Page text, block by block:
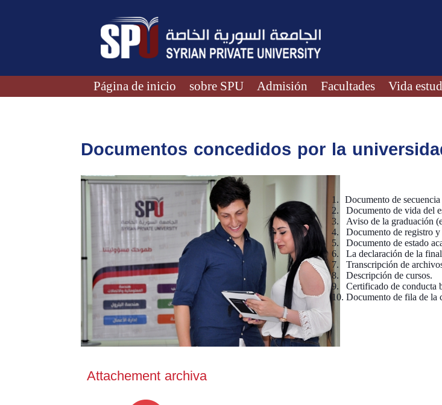
Página de inicio sobre SPU Admisión Facultades Vida
Documentos concedidos por la
1.
Documento de secuencia
2.
Documento de vida del
3.
Aviso de la graduación
4.
Documento de registro y
5.
Documento de estado
6.
La declaración de la
7.
Transcripción de
8.
Descripción de cursos.
9.
Certificado de conducta
10. Documento de fila de la
Attachement archiva